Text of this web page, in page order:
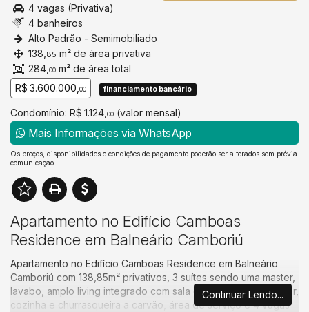
4 vagas (Privativa)
4 banheiros
Alto Padrão - Semimobiliado
138, 85 m² de área privativa
284, 00 m² de área total
R$ 3.600.000, 00 financiamento bancário
Condomínio: R$ 1.124, 00 (valor mensal)
Mais Informações via WhatsApp
Os preços, disponibilidades e condições de pagamento poderão ser alterados sem prévia
comunicação.
Apartamento no Edifício Camboas
Residence em Balneário Camboriú
Apartamento no Edifício Camboas Residence em Balneário
Camboriú com 138,85m² privativos, 3 suítes sendo uma master,
lavabo, amplo living integrado com sala de estar, sala de jantar,
cozinha e churrasqueira a carvão, área de serviço e 4 vagas
Continuar Lendo...